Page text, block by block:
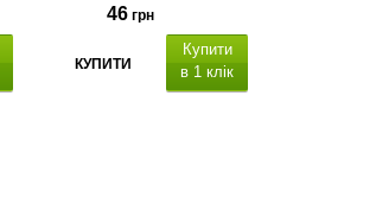
46 грн
КУПИТИ
Купити
в 1 клік